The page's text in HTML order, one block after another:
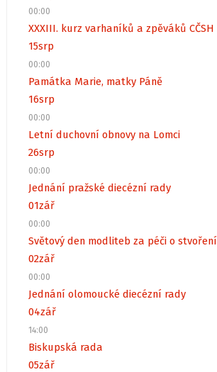
00:00
XXXIII. kurz varhaníků a zpěváků CČSH
15srp
00:00
Památka Marie, matky Páně
16srp
00:00
Letní duchovní obnovy na Lomci
26srp
00:00
Jednání pražské diecézní rady
01zář
00:00
Světový den modliteb za péči o stvoření
02zář
00:00
Jednání olomoucké diecézní rady
04zář
14:00
Biskupská rada
05zář